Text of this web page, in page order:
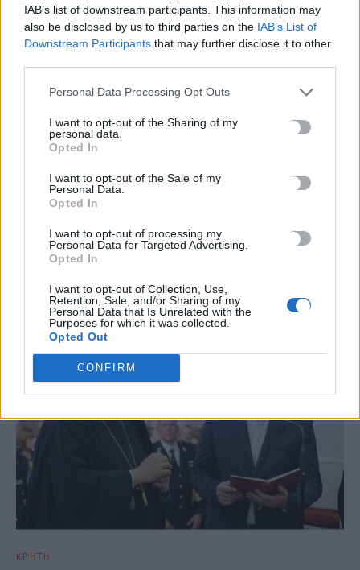
IAB’s list of downstream participants. This information may
also be disclosed by us to third parties on the IAB’s List of
Downstream Participants that may further disclose it to other
Personal Data Processing Opt Outs
I want to opt-out of the Sharing of my
personal data.
Opted In
I want to opt-out of the Sale of my
Personal Data.
Opted In
I want to opt-out of processing my
Personal Data for Targeted Advertising.
Opted In
I want to opt-out of Collection, Use,
Retention, Sale, and/or Sharing of my
Personal Data that Is Unrelated with the
Purposes for which it was collected.
Opted Out
CONFIRM
ΚΡΗΤΗ ΠΟΛΙΤΙΚΗ
Στην πανηγυρική θεία λειτουργία για τον
Άγιο Μηνά ο Χάρης Μαμουλάκης
Ηρακλείου Αγίου Μηνά συμμετείχε ο Τομεάρχης Οικονομικών &
Ανάπτυξης Κ.Ο.…
ΚΡΗΤΗ